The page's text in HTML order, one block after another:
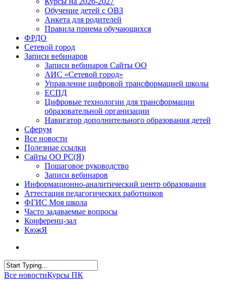
Обучение детей с ОВЗ
Анкета для родителей
Правила приема обучающихся
ФРДО
Сетевой город
Записи вебинаров
Записи вебинаров Сайты ОО
АИС «Сетевой город»
Управление цифровой трансформацией школы
ЕСПД
Цифровые технологии для трансформации
образовательной организации
Навигатор дополнительного образования детей
Сферум
Все новости
Полезные ссылки
Сайты ОО РС(Я)
Пошаговое руководство
Записи вебинаров
Информационно-аналитический центр образования
Аттестация педагогических работников
ФГИС Моя школа
Часто задаваемые вопросы
Конференц-зал
КюжЯ
Все новостиКурсы ПК